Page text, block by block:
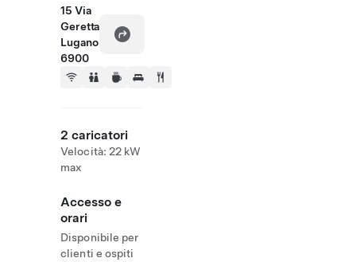
15 Via
Geretta
Lugano
6900
2 caricatori
Velocità: 22 kW
max
Accesso e
orari
Disponibile per
clienti e ospiti